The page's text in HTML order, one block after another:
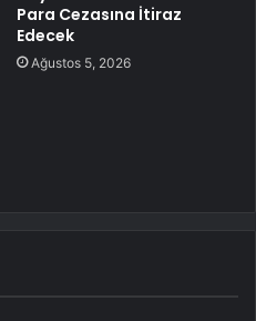
Para Cezasına İtiraz
Edecek
Ağustos 5, 2026